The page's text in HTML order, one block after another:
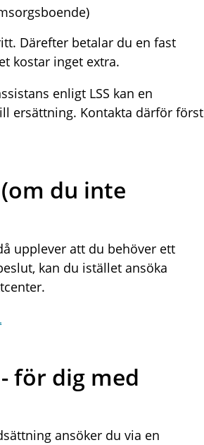
Därefter betalar du en fast
kostar inget extra.
enligt LSS kan en
ersättning. Kontakta därför först
du inte
upplever att du behöver ett
kan du istället ansöka
för dig med
ansöker du via en